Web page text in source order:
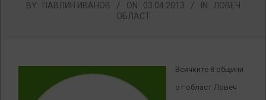
BY: ПАВЛИН ИВАНОВ ON: 03.04.2013 IN: ЛОВЕЧ
ОБЛАСТ
Всичките 8 общини
от област Ловеч